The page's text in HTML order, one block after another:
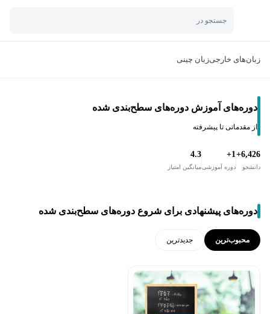
جستجو در
زبان‌های خارجیزبان چینی
دوره‌های آموزش دوره‌های سطح‌بندی شده
از مقدماتی تا پیشرفته
6,426+
دانشجو
1+
دوره آموزشی
4.3
میانگین امتیاز
دوره‌های پیشنهادی برای شروع دوره‌های سطح‌بندی شده
محبوب‌ترین جدید‌ترین